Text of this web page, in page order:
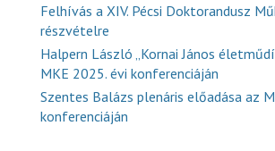
Felhívás a XIV. Pécsi Doktorandusz
részvételre
Halpern László „Kornai János
MKE 2025. évi konferenciáján
Szentes Balázs plenáris előadása az
konferenciáján